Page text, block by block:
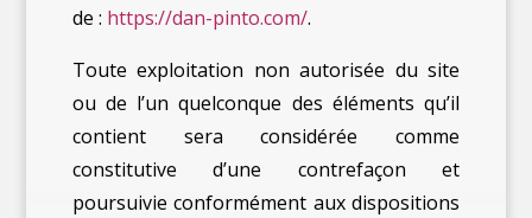
de : https://dan-pinto.com/.
Toute exploitation non autorisée du site
ou de l’un quelconque des éléments qu’il
contient sera considérée comme
constitutive d’une contrefaçon et
poursuivie conformément aux dispositions